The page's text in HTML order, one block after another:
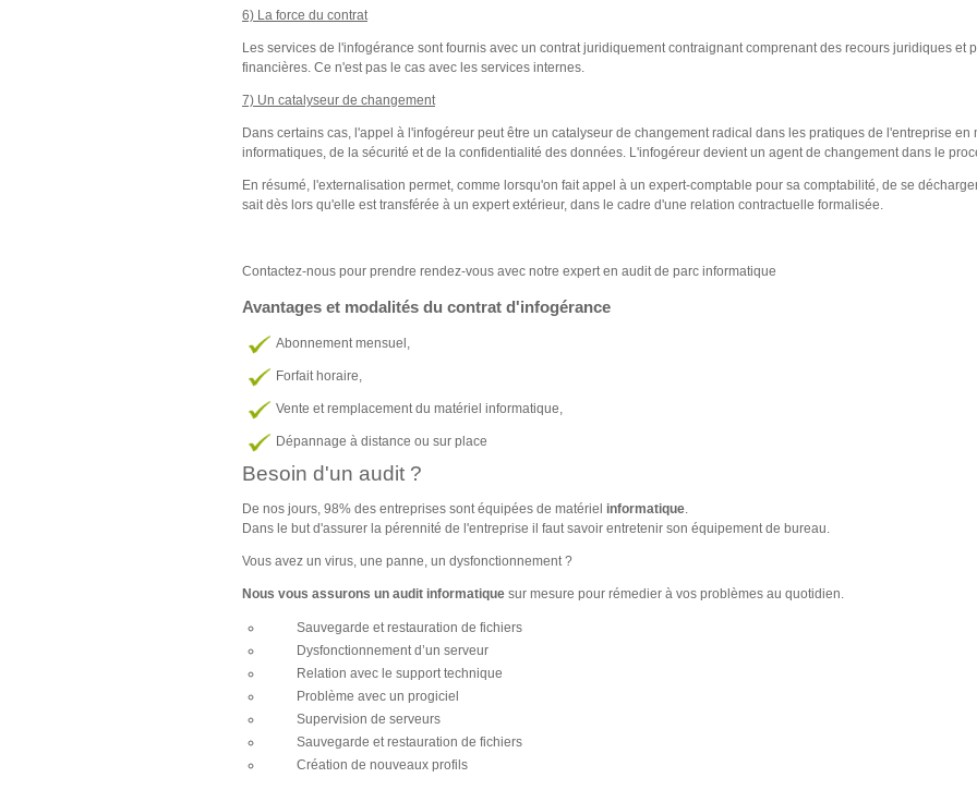
6) La force du contrat
Les services de l'infogérance sont fournis avec un contrat juridiquement contraignant comprenant des recours juridiques et
financières. Ce n'est pas le cas avec les services internes.
7) Un catalyseur de changement
Dans certains cas, l'appel à l'infogéreur peut être un catalyseur de changement radical dans les pratiques de l'entreprise
informatiques, de la sécurité et de la confidentialité des données. L'infogéreur devient un agent de changement dans le
En résumé, l'externalisation permet, comme lorsqu'on fait appel à un expert-comptable pour sa comptabilité, de se
sait dès lors qu'elle est transférée à un expert extérieur, dans le cadre d'une relation contractuelle formalisée.
Contactez-nous pour prendre rendez-vous avec notre expert en audit de parc informatique
Avantages et modalités du contrat d'infogérance
Abonnement mensuel,
Forfait horaire,
Vente et remplacement du matériel informatique,
Dépannage à distance ou sur place
Besoin d'un audit ?
De nos jours, 98% des entreprises sont équipées de matériel informatique.
Dans le but d'assurer la pérennité de l'entreprise il faut savoir entretenir son équipement de bureau.
Vous avez un virus, une panne, un dysfonctionnement ?
Nous vous assurons un audit informatique sur mesure pour rémedier à vos problèmes au quotidien.
Sauvegarde et restauration de fichiers
Dysfonctionnement d’un serveur
Relation avec le support technique
Problème avec un progiciel
Supervision de serveurs
Sauvegarde et restauration de fichiers
Création de nouveaux profils